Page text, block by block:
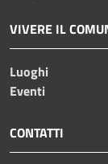
VIVERE IL
Luoghi
Eventi
CONTATTI